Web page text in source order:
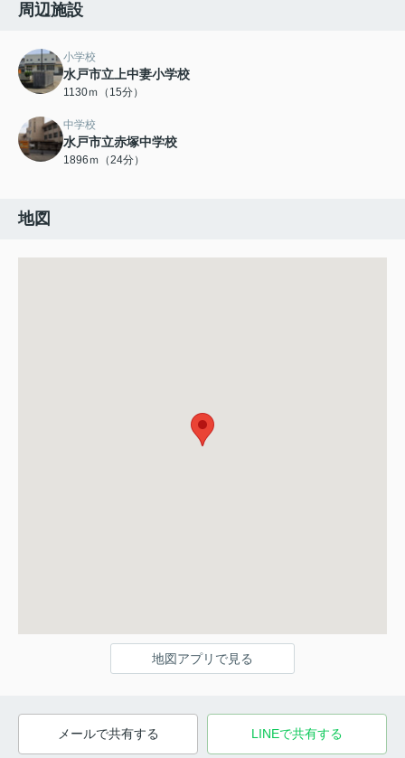
周辺施設
小学校
水戸市立上中妻小学校
1130ｍ（15分）
中学校
水戸市立赤塚中学校
1896ｍ（24分）
地図
地図アプリで見る
メールで共有する LINEで共有する